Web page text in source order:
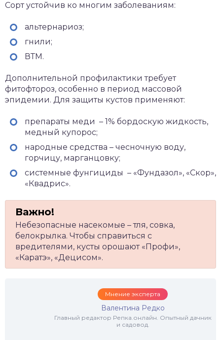
Сорт устойчив ко многим заболеваниям:
альтернариоз;
гнили;
ВТМ.
Дополнительной профилактики требует
фитофтороз, особенно в период массовой
эпидемии. Для защиты кустов применяют:
препараты меди – 1% бордоскую жидкость,
медный купорос;
народные средства – чесночную воду,
горчицу, марганцовку;
системные фунгициды – «Фундазол», «Скор»,
«Квадрис».
Небезопасные насекомые – тля, совка,
белокрылка. Чтобы справиться с
вредителями, кусты орошают «Профи»,
«Каратэ», «Децисом».
Мнение эксперта
Валентина Редко
Главный редактор Репка.онлайн. Опытный дачник
и садовод.